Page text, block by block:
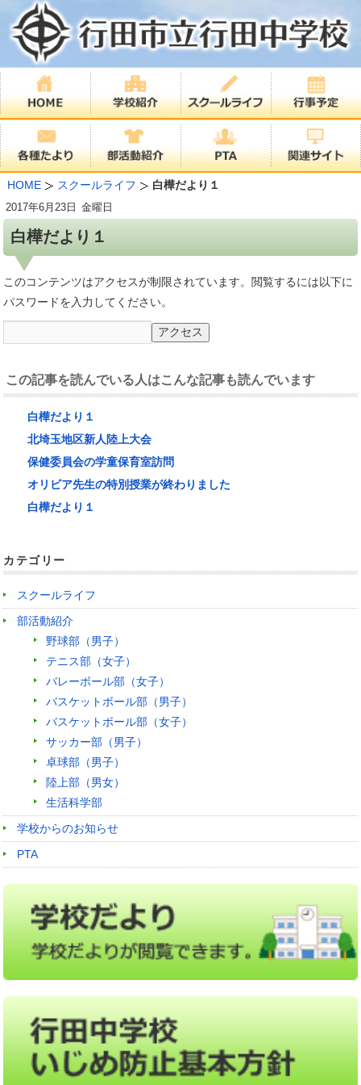
HOME スクールライフ 白樺だより１
白樺だより１
2017年6月23日 金曜日
このコンテンツはアクセスが制限されています。閲覧するには以下に
パスワードを入力してください。
この記事を読んでいる人はこんな記事も読んでいます
白樺だより１
北埼玉地区新人陸上大会
保健委員会の学童保育室訪問
オリビア先生の特別授業が終わりました
白樺だより１
カテゴリー
スクールライフ
部活動紹介
野球部（男子）
テニス部（女子）
バレーボール部（女子）
バスケットボール部（男子）
バスケットボール部（女子）
サッカー部（男子）
卓球部（男子）
陸上部（男女）
生活科学部
学校からのお知らせ
PTA